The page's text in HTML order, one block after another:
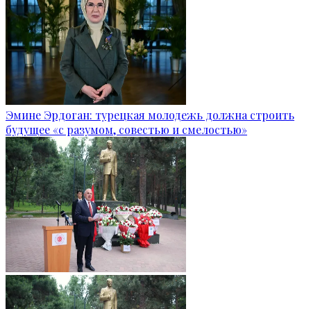
Эмине Эрдоган: турецкая молодежь должна строить
будущее «с разумом, совестью и смелостью»